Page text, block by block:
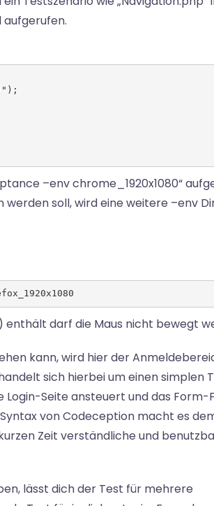
aufgerufen.
–env chrome_1920x1080“
soll, wird eine weitere –env
enthält darf die Maus nicht bewegt
kann, wird hier der
sich hierbei um einen simplen
Login-Seite ansteuert und das Form-
von Codeception macht es
Zeit verständliche und
lässt dich der Test für mehrere